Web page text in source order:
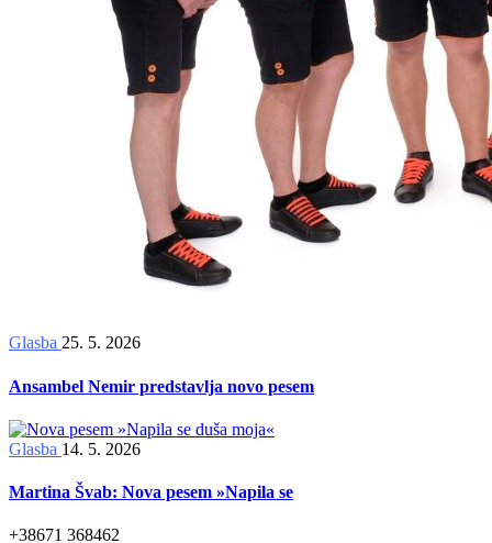
Glasba 25. 5. 2026
Ansambel Nemir predstavlja novo pesem
Glasba 14. 5. 2026
Martina Švab: Nova pesem »Napila se
+38671 368462